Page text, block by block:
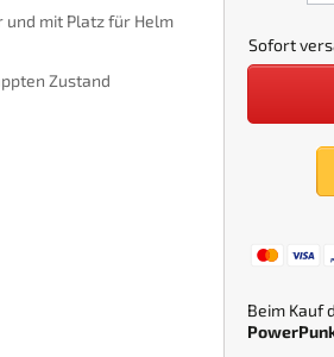
mit Platz für Helm
Zustand
Sofort
Beim Kauf